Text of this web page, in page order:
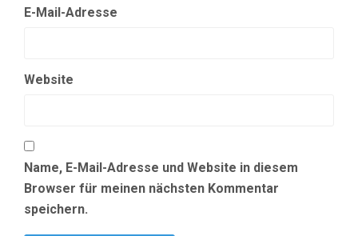
E-Mail-Adresse
Website
Name, E-Mail-Adresse und Website in diesem
Browser für meinen nächsten Kommentar
speichern.